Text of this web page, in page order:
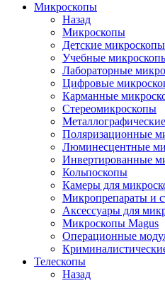
Микроскопы
Назад
Микроскопы
Детские микроскопы
Учебные
Лабораторные
Цифровые
Карманные
Стереомикроскопы
Поляризационные
Люминесцентные
Инвертированные
Кольпоскопы
Камеры для
Микропрепараты и
Аксессуары для
Микроскопы Magus
Операционные
Телескопы
Назад